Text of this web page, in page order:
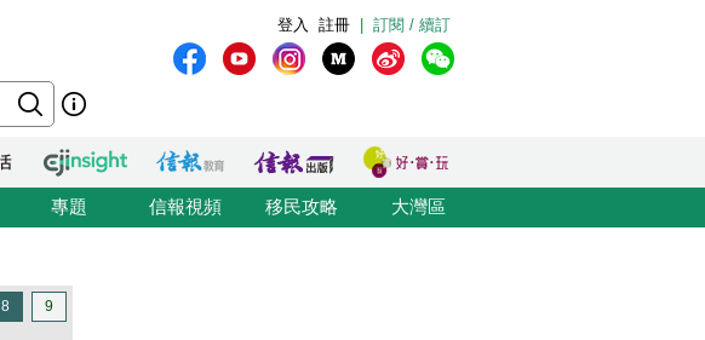
訂閱 / 續訂
註冊
登入
專題 信報視頻 移民攻略 大灣區
8 9